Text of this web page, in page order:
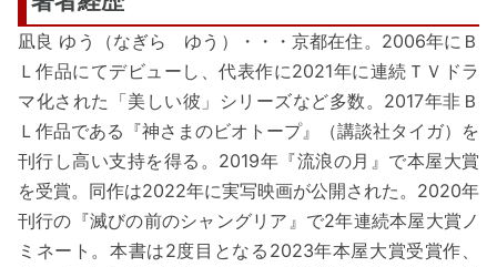
凪良 ゆう（なぎら ゆう）・・・京都在住。2006年にＢ
Ｌ作品にてデビューし、代表作に2021年に連続ＴＶドラ
マ化された「美しい彼」シリーズなど多数。2017年非Ｂ
Ｌ作品である『神さまのビオトープ』（講談社タイガ）を
刊行し高い支持を得る。2019年『流浪の月』で本屋大賞
を受賞。同作は2022年に実写映画が公開された。2020年
刊行の『滅びの前のシャングリア』で2年連続本屋大賞ノ
ミネート。本書は2度目となる2023年本屋大賞受賞作、